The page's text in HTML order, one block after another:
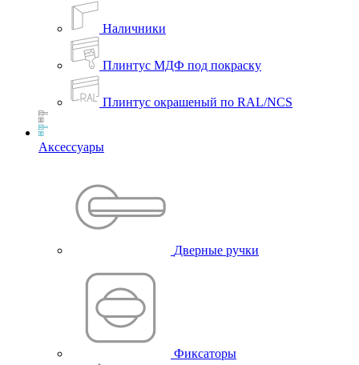
Наличники
Плинтус МДФ под покраску
Плинтус окрашеный по RAL/NCS
Аксессуары
Дверные ручки
Фиксаторы